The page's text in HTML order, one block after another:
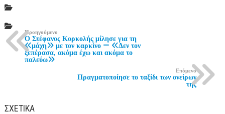
Προηγούμενο
Ο Στέφανος Κορκολής μίλησε για τη
«μάχη» με τον καρκίνο – «Δεν τον
ξεπέρασα, ακόμα έχω και ακόμα το
παλεύω»
Επόμενο
Πραγματοποίησε το ταξίδι των ονείρων
της
ΣΧΕΤΙΚΆ